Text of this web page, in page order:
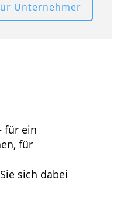
Unternehmer
für ein
für
Sie sich dabei